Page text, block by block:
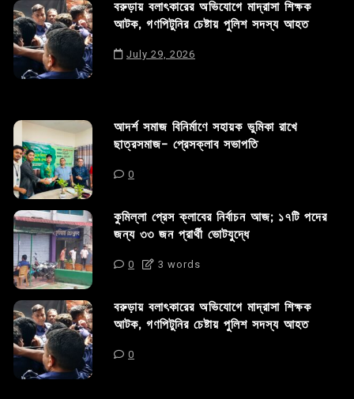
বরুড়ায় বলাৎকারের অভিযোগে মাদ্রাসা শিক্ষক
আটক, গণপিটুনির চেষ্টায় পুলিশ সদস্য আহত
July 29, 2026
আদর্শ সমাজ বিনির্মাণে সহায়ক ভুমিকা রাখে
ছাত্রসমাজ- প্রেসক্লাব সভাপতি
0
কুমিল্লা প্রেস ক্লাবের নির্বাচন আজ; ১৭টি পদের
জন্য ৩৩ জন প্রার্থী ভোটযুদ্ধে
0 3 words
বরুড়ায় বলাৎকারের অভিযোগে মাদ্রাসা শিক্ষক
আটক, গণপিটুনির চেষ্টায় পুলিশ সদস্য আহত
0